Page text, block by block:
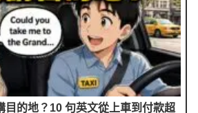
目的地？10 句英文從上車到付款超